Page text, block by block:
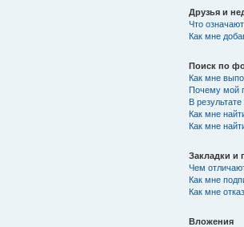
Друзья и
Что
Как мне
Поиск по
Как мне
Почему мой
В
Как мне
Как мне
Закладки и
Чем
Как мне
Как мне
Вложения